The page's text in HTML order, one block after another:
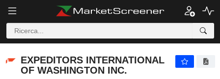
EXPEDITORS INTERNATIONAL
OF WASHINGTON INC.